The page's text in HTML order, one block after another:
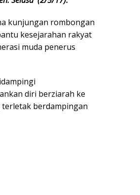
kunjungan rombongan
kesejarahan rakyat
muda penerus
diri berziarah ke
terletak berdampingan